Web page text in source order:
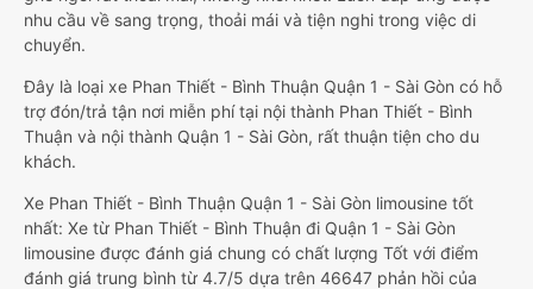
nhu cầu về sang trọng, thoải mái và tiện nghi trong việc di
chuyển.
Đây là loại xe Phan Thiết - Bình Thuận Quận 1 - Sài Gòn có hỗ
trợ đón/trả tận nơi miễn phí tại nội thành Phan Thiết - Bình
Thuận và nội thành Quận 1 - Sài Gòn, rất thuận tiện cho du
khách.
Xe Phan Thiết - Bình Thuận Quận 1 - Sài Gòn limousine tốt
nhất: Xe từ Phan Thiết - Bình Thuận đi Quận 1 - Sài Gòn
limousine được đánh giá chung có chất lượng Tốt với điểm
đánh giá trung bình từ 4.7/5 dựa trên 46647 phản hồi của